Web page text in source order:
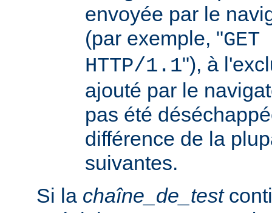
envoyée par le
(par exemple, "
HTTP/1.1"), à
ajouté par le
pas été
différence de la
suivantes.
Si la chaîne_de_test